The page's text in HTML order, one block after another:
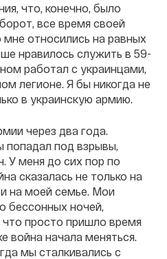
что, конечно, было
все время своей
относились на равных
нравилось служить в 59-
работал с украинцами,
легионе. Я бы никогда не
в украинскую армию.
через два года.
под взрывы,
У меня до сих пор по
сказалась не только на
на моей семье. Мои
бессонных ночей,
что просто пришло время
война начала меняться.
мы сталкивались с